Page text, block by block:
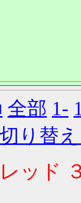
全部 1-
り替
ッド